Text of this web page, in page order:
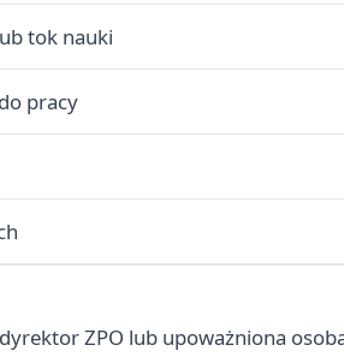
tok nauki
pracy
ZPO lub upoważniona